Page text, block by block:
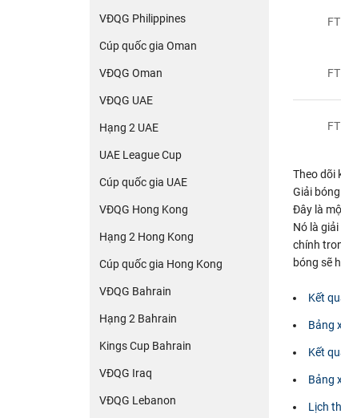
VĐQG Philippines
Cúp quốc gia Oman
VĐQG Oman
VĐQG UAE
Hạng 2 UAE
UAE League Cup
Cúp quốc gia UAE
VĐQG Hong Kong
Hạng 2 Hong Kong
Cúp quốc gia Hong Kong
VĐQG Bahrain
Hạng 2 Bahrain
Kings Cup Bahrain
VĐQG Iraq
VĐQG Lebanon
FT
FT
FT
Theo dõi
Giải
Đây là
Nó là
chính
bóng sẽ
Kết
Bảng
Kết
Bảng
Lịch